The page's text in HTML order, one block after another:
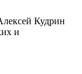
Кудрин
и